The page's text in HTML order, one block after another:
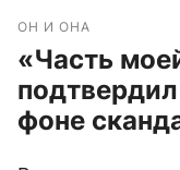
ОН И ОНА
«Часть
фоне